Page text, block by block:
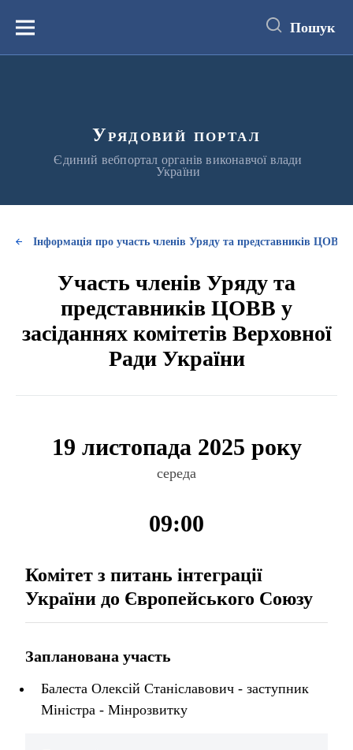
вмістуМеню Пошук
Урядовий портал
Єдиний вебпортал органів виконавчої влади
України
Інформація про участь членів Уряду та представників ЦОВВ
Участь членів Уряду та
представників ЦОВВ у
засіданнях комітетів Верховної
Ради України
19 листопада 2025 року
середа
09:00
Комітет з питань інтеграції
України до Європейського Союзу
Запланована участь
Балеста Олексій Станіславович - заступник
Міністра - Мінрозвитку